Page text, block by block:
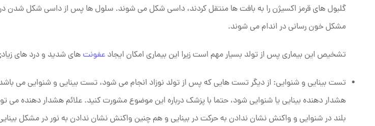
گلبول‌ های قرمز اکسیژن را به بافت ‌‌ها منتقل کردند، داسی ‌شکل می‌ شوند. سلول ها پس از داسی شکل شدن
مشکل خون رسانی در اندام می شوند.
تشخیص این بیماری پس از تولد بسیار مهم است زیرا این بیماری امکان ایجاد عفونتهای شدید و درد های
تست بینایی و شنوایی: از دیگر تست هایی که پس از تولد نوزاد انجام می شود، تست بینایی و شنوایی می
هشدار دهنده بینایی یا شنوایی شود، حتما با پزشک درباره این موضوع مشورت کنید. علائم هشدار دهنده می
بلند در شنوایی و واکنش نشان ندادن به حرکت در بینایی و هم چنین واکنش نشان ندادن به نور در مشکل